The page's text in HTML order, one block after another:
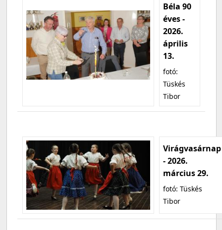
Béla 90
éves -
2026.
április
13.
fotó:
Tüskés
Tibor
Virágvasárnap
- 2026.
március 29.
fotó: Tüskés
Tibor